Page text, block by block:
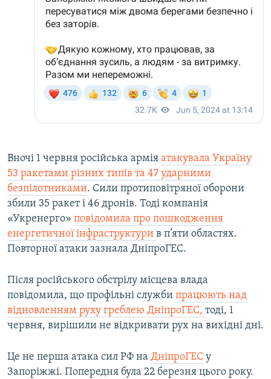
Вночі 1 червня російська армія атакувала Україну
53 ракетами різних типів та 47 ударними
безпілотниками. Сили протиповітряної оборони
збили 35 ракет і 46 дронів. Тоді компанія
«Укренерго» повідомила про пошкодження
енергетичної інфраструктури в п’яти областях.
Повторної атаки зазнала ДніпроГЕС.
Після російського обстрілу місцева влада
повідомила, що профільні служби працюють над
відновленням руху греблею ДніпроГЕС, тоді, 1
червня, вирішили не відкривати рух на вихідні дні.
Це не перша атака сил РФ на ДніпроГЕС у
Запоріжжі. Попередня була 22 березня цього року.